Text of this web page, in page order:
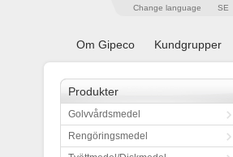
Change language SE
Om Gipeco Kundgrupper
Produkter
Golvvårdsmedel
Rengöringsmedel